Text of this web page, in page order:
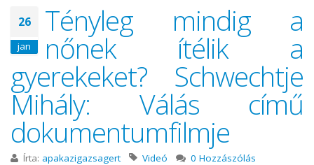
26
jan
Tényleg mindig a
nőnek ítélik a
gyerekeket? Schwechtje
Mihály: Válás című
dokumentumfilmje
Írta: apakazigazsagert Videó 0 Hozzászólás